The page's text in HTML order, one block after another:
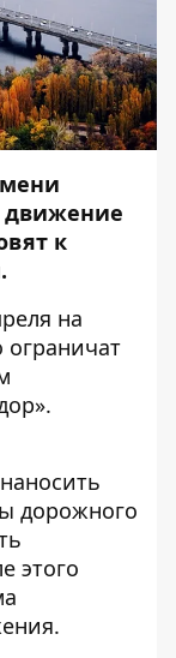
движение
к
на
дорожного
этого